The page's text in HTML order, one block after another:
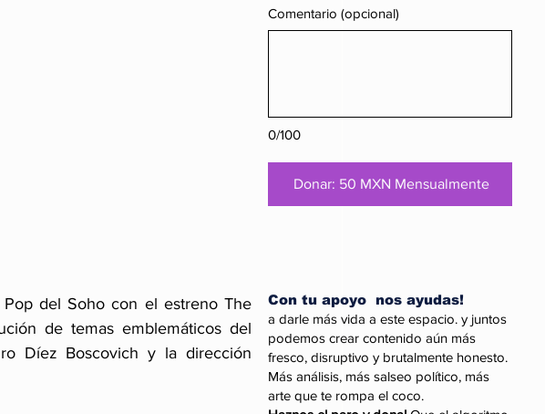
del Soho con el estreno The
de temas emblemáticos del
Díez Boscovich y la dirección
0/100
Comentario (opcional)
Donar: 50 MXN Mensualmente
Con tu apoyo nos ayudas!
a darle más vida a este espacio. y juntos
podemos crear contenido aún más
fresco, disruptivo y brutalmente honesto.
Más análisis, más salseo político, más
arte que te rompa el coco.